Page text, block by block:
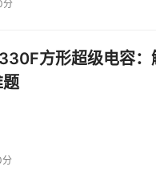
分
方形超级电容
题